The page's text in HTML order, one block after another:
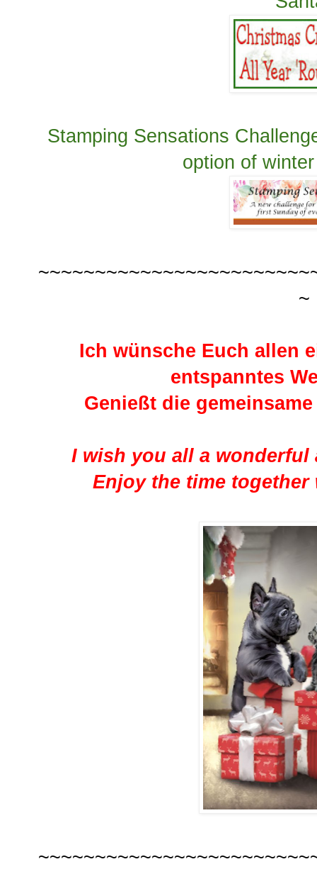
Stamping Sensations
option of
~
Ich wünsche Euch allen
entspanntes
Genießt die
I wish you all a
Enjoy the time